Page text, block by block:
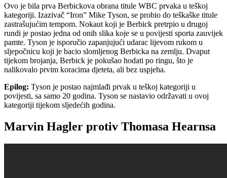
Ovo je bila prva Berbickova obrana titule WBC prvaka u teškoj
kategoriji. Izazivač “Iron” Mike Tyson, se probio do teškaške titule
zastrašujućim tempom. Nokaut koji je Berbick pretrpio u drugoj
rundi je postao jedna od onih slika koje se u povijesti sporta zauvijek
pamte. Tyson je isporučio zapanjujući udarac lijevom rukom u
sljepočnicu koji je bacio slomljenog Berbicka na zemlju. Dvaput
tijekom brojanja, Berbick je pokušao hodati po ringu, što je
nalikovalo prvim koracima djeteta, ali bez uspjeha.
Epilog: Tyson je postao najmlađi prvak u teškoj kategoriji u
povijesti, sa samo 20 godina. Tyson se nastavio održavati u ovoj
kategoriji tijekom sljedećih godina.
Marvin Hagler protiv Thomasa Hearnsa